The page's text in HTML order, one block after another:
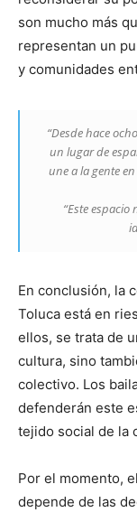
son mucho más
representan un
y comunidades
“Desde hace
un lugar de
une a la gente
“Este
En conclusión, la
Toluca está en
ellos, se trata de
cultura, sino
colectivo. Los
defenderán este
tejido social de la
Por el momento,
depende de las